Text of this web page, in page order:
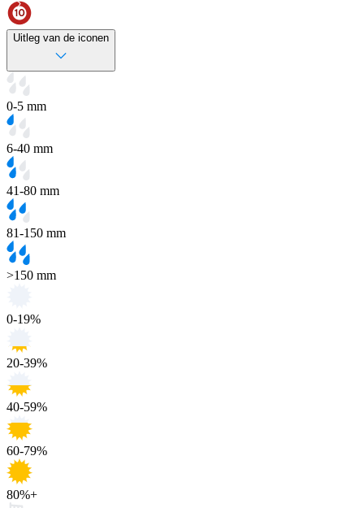
Uitleg van de iconen
0-5 mm
6-40 mm
41-80 mm
81-150 mm
>150 mm
0-19%
20-39%
40-59%
60-79%
80%+